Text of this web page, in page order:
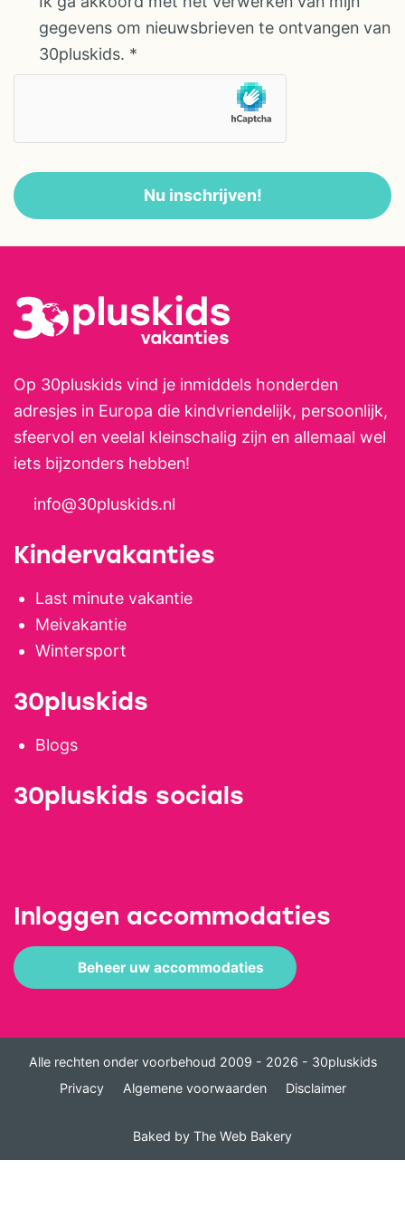
houtkachel en een heerlijk terras
met gedeeltelijke overkapping. In
het appartement is airco, WiFi en
Google Chromecast aanwezig.
Het onderappartement beschikt
over 2 slaapkamers (2
volwassenen + 2 kinderen), een
badkamer met grote
inloopdouche, een keuken, een
zitkamer en privé tuin (8,5 x 5
het appartement is airco, WiFi en
Google Chromecast aanwezig.
gegevens om nieuwsbrieven te ontvangen van
30pluskids. *
Nu inschrijven!
Op 30pluskids vind je inmiddels honderden
adresjes in Europa die kindvriendelijk, persoonlijk,
sfeervol en veelal kleinschalig zijn en allemaal wel
iets bijzonders hebben!
info@30pluskids.nl
Kindervakanties
Last minute vakantie
Meivakantie
Wintersport
30pluskids
Blogs
30pluskids socials
Inloggen accommodaties
Beheer uw accommodaties
Alle rechten onder voorbehoud 2009 - 2026 - 30pluskids
Privacy
Algemene voorwaarden Disclaimer
Baked by The Web Bakery